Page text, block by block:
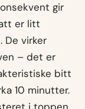
gir
er litt
De virker
– det er
bitt
10 minutter.